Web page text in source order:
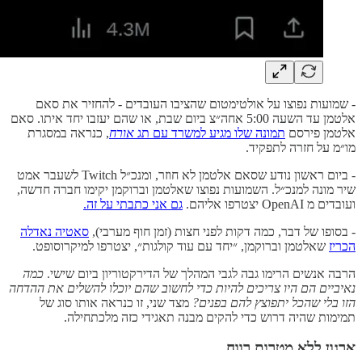
- שמועות נפוצו על אולטימטום שהציבו העובדים - להחזיר את סאם
אלטמן עד השעה 5:00 אחה״צ ביום שבת, או שהם יעזבו יחד איתו. סאם
אלטמן פירסם תמונה שלו מגיע למשרד עם תג אורח, כנראה במסגרת
מו״מ על חזרה לתפקיד.
- ביום ראשון נודע שסאם אלטמן לא חוזר, ומנכ״ל Twitch לשעבר אמט
שיר מונה למנכ״ל. השמועות נפוצו שאלטמן וברוקמן יקימו חברה חדשה,
ועובדים מ OpenAI יצטרפו אליהם.
גם אני כתבתי על זה.
- בסופו של דבר, כמה דקות לפני חצות (זמן חוף מערבי), סאטיה נאדלה
הכריז שאלטמן וברוקמן, ״יחד עם עוד קולגות״, יצטרפו למיקרוסופט.
הרבה אנשים הרימו גבה לגבי המהלך של הדירקטוריון ביום שישי. כמה
נאיביים הם היו צריכים להיות כדי לחשוב שהם יוכלו להשלים את ההדחה
הזו בלי שהכל יתפוצץ להם בפנים? מצד שני, זו כנראה אותו סוג של
תמימות שהיה דרוש כדי להקים מבנה תאגידי כזה מלכתחילה.